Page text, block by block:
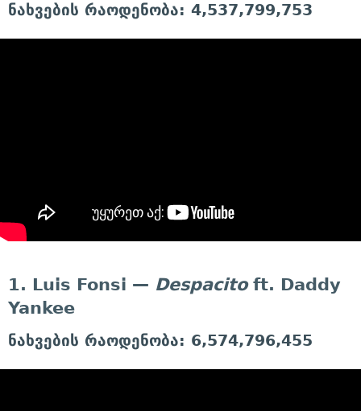
ნახვების რაოდენობა: 4,537,799,753
1. Luis Fonsi — Despacitoft. Daddy
Yankee
ნახვების რაოდენობა: 6,574,796,455